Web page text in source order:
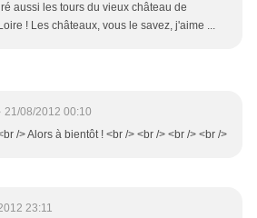
aussi les tours du vieux château de
! Les châteaux, vous le savez, j'aime ...
21/08/2012 00:10
/> Alors à bientôt ! <br /> <br /> <br /> <br />
23:11